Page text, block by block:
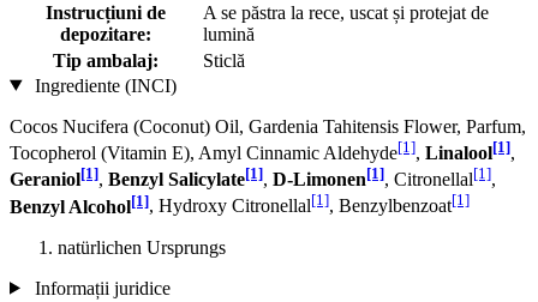
Instrucțiuni de
depozitare:
A se păstra la rece, uscat și protejat de
lumină
Tip ambalaj:
Sticlă
Ingrediente (INCI)
Cocos Nucifera (Coconut) Oil, Gardenia Tahitensis Flower, Parfum,
Tocopherol (Vitamin E), Amyl Cinnamic Aldehyde[1], Linalool[1],
Geraniol[1], Benzyl Salicylate[1], D-Limonen[1], Citronellal[1],
Benzyl Alcohol[1], Hydroxy Citronellal[1], Benzylbenzoat[1]
natürlichen Ursprungs
Informații juridice